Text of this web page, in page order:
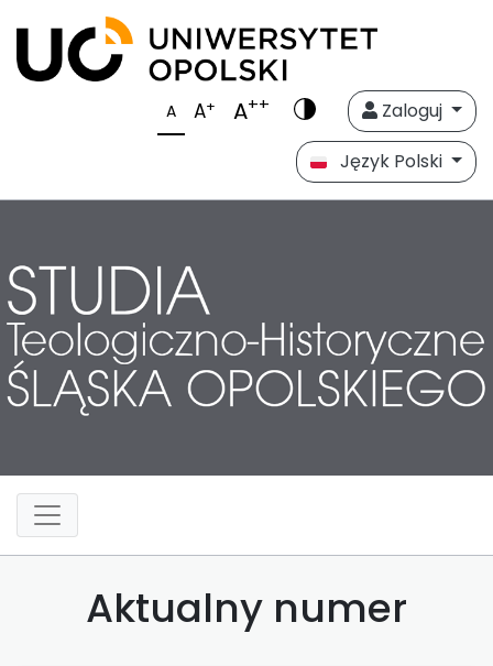
A A+ A++
Zaloguj
Język Polski
Aktualny numer